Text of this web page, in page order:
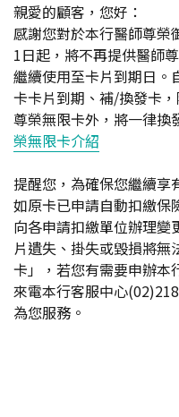
親愛的顧客，您好：
感謝您對於本行醫師尊榮
1日起，將不再提供醫師
繼續使用至卡片到期日。
卡卡片到期、補/換發卡
尊榮無限卡外，將一律換
榮無限卡介紹
提醒您，為確保您繼續享
如原卡已申請自動扣繳保
向各申請扣繳單位辦理變
片遺失、掛失或毀損將無
卡」，若您有需要申辦本
來電本行客服中心
為您服務。